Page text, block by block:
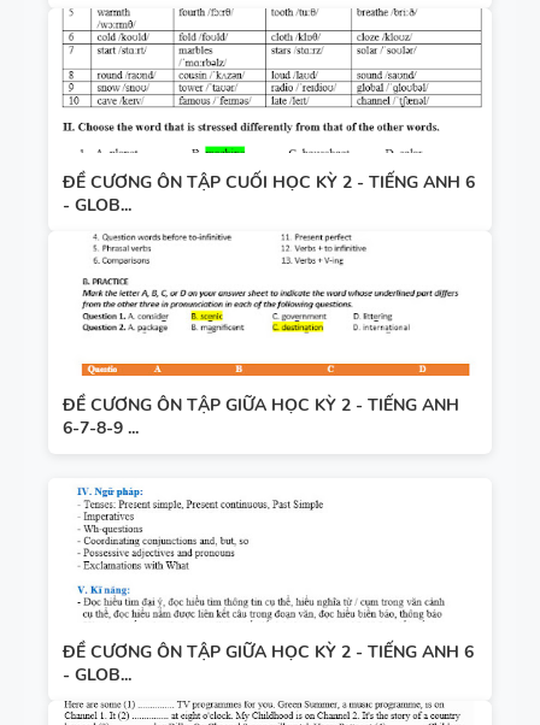
ĐỀ CƯƠNG ÔN TẬP CUỐI HỌC KỲ 2 - TIẾNG ANH 6
- GLOB...
ĐỀ CƯƠNG ÔN TẬP GIỮA HỌC KỲ 2 - TIẾNG ANH
6-7-8-9 ...
ĐỀ CƯƠNG ÔN TẬP GIỮA HỌC KỲ 2 - TIẾNG ANH 6
- GLOB...